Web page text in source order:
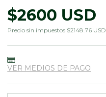
$2600 USD
Precio sin impuestos $2148.76 USD
VER MEDIOS DE PAGO